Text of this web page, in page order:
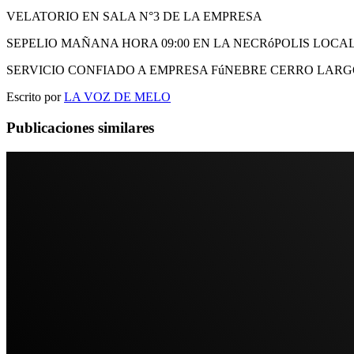
VELATORIO EN SALA N°3 DE LA EMPRESA
SEPELIO MAÑANA HORA 09:00 EN LA NECRóPOLIS
SERVICIO CONFIADO A EMPRESA FúNEBRE CERRO
Escrito porLA VOZ DE MELO
Publicaciones similares